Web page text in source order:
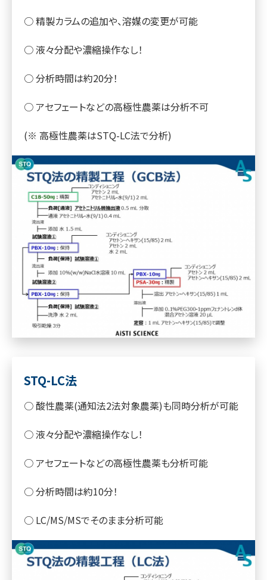
○ 精製カラムの追加や、溶媒の変更が可能
○ 液々分配や濃縮操作なし！
○ 分析時間は約20分！
○ アセフェートなどの高極性農薬は分析不可
(※ 高極性農薬はSTQ-LC法で分析)
STQ-LC法
○ 酸性農薬(通知法2法対象農薬)も同時分析が可能
○ 液々分配や濃縮操作なし！
○ アセフェートなどの高極性農薬も分析可能
○ 分析時間は約10分！
○ LC/MS/MSでそのまま分析可能